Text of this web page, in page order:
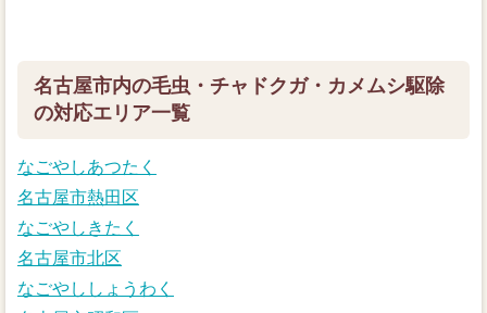
名古屋市内の毛虫・チャドクガ・カメムシ駆除
の対応エリア一覧
なごやしあつたく
名古屋市熱田区
なごやしきたく
名古屋市北区
なごやししょうわく